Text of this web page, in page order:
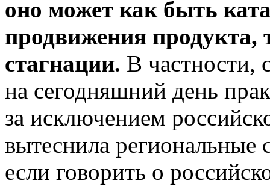
оно может как быть
продвижения продукта,
стагнации. В частности,
на сегодняшний день
за исключением
вытеснила региональные
если говорить о